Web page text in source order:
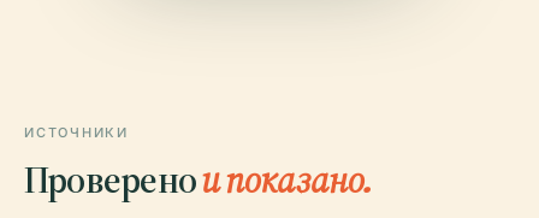
ИСТОЧНИКИ
Проверенои показано.